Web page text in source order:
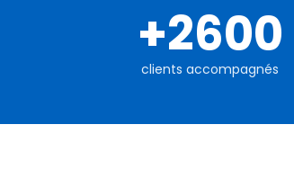
+2600
clients accompagnés